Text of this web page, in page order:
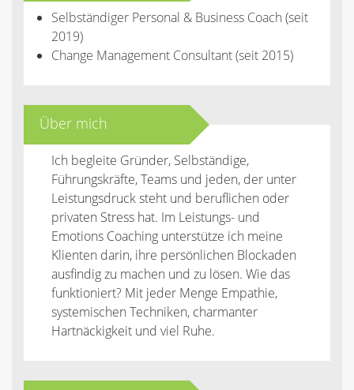
Selbständiger Personal & Business Coach (seit
2019)
Change Management Consultant (seit 2015)
Über mich
Ich begleite Gründer, Selbständige,
Führungskräfte, Teams und jeden, der unter
Leistungsdruck steht und beruflichen oder
privaten Stress hat. Im Leistungs- und
Emotions Coaching unterstütze ich meine
Klienten darin, ihre persönlichen Blockaden
ausfindig zu machen und zu lösen. Wie das
funktioniert? Mit jeder Menge Empathie,
systemischen Techniken, charmanter
Hartnäckigkeit und viel Ruhe.